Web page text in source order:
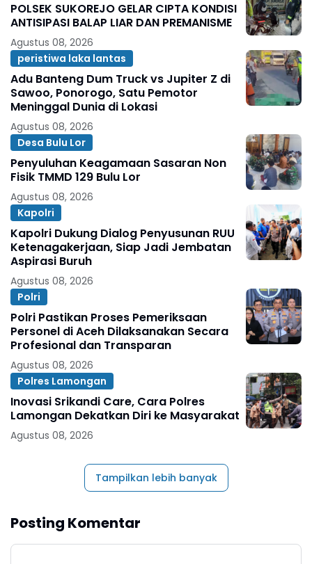
POLSEK SUKOREJO GELAR CIPTA KONDISI
ANTISIPASI BALAP LIAR DAN PREMANISME
Agustus 08, 2026
peristiwa laka lantas
Adu Banteng Dum Truck vs Jupiter Z di
Sawoo, Ponorogo, Satu Pemotor
Meninggal Dunia di Lokasi
Agustus 08, 2026
Desa Bulu Lor
Penyuluhan Keagamaan Sasaran Non
Fisik TMMD 129 Bulu Lor
Agustus 08, 2026
Kapolri
Kapolri Dukung Dialog Penyusunan RUU
Ketenagakerjaan, Siap Jadi Jembatan
Aspirasi Buruh
Agustus 08, 2026
Polri
Polri Pastikan Proses Pemeriksaan
Personel di Aceh Dilaksanakan Secara
Profesional dan Transparan
Agustus 08, 2026
Polres Lamongan
Inovasi Srikandi Care, Cara Polres
Lamongan Dekatkan Diri ke Masyarakat
Agustus 08, 2026
Tampilkan lebih banyak
Posting Komentar